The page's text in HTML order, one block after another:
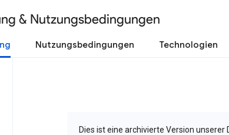
& Nutzungsbedingungen
Nutzungsbedingungen Technologien
Dies ist eine archivierte Version